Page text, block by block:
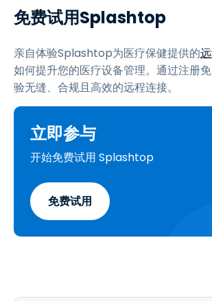
免费试用Splashtop
亲自体验Splashtop为医疗保健提供的
如何提升您的医疗设备管理。通过注册
验无缝、合规且高效的远程连接。
立即参与
开始免费试用 Splashtop
免费试用